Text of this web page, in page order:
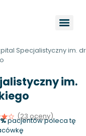
Specjalistyczny im.
im.
(23 oceny)
pacjentów poleca tę